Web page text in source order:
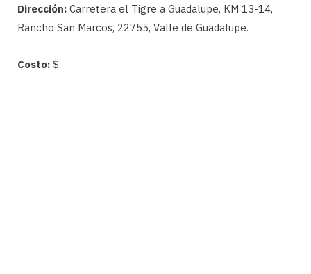
Dirección: Carretera el Tigre a Guadalupe, KM 13-14,
Rancho San Marcos, 22755, Valle de Guadalupe.
Costo: $.